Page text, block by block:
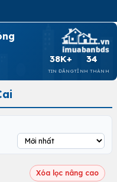
38K+
TIN ĐĂNG
34
TỈNH THÀNH
Xóa lọc nâng cao